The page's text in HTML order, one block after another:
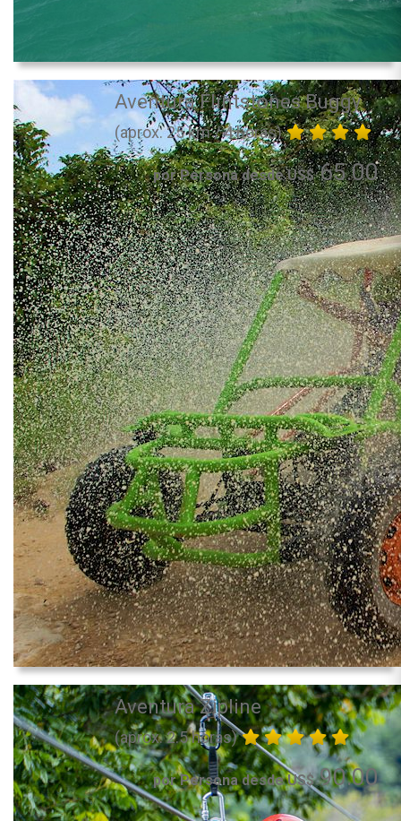
Aventura Flintstones Buggy
(aprox. 25 km / 4 horas)
por Persona desde US$65.00
Aventura Zipline
(aprox. 2.5 horas)
por Persona desde US$90.00